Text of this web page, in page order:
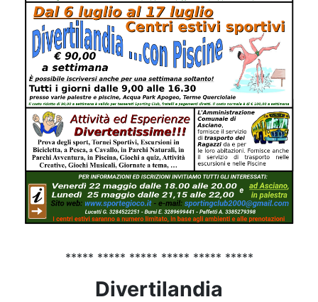
***** ***** ***** ***** ***** *****
Divertilandia